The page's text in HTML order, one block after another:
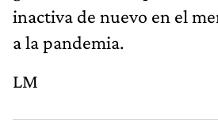
inactiva de nuevo en el
a la pandemia.
LM